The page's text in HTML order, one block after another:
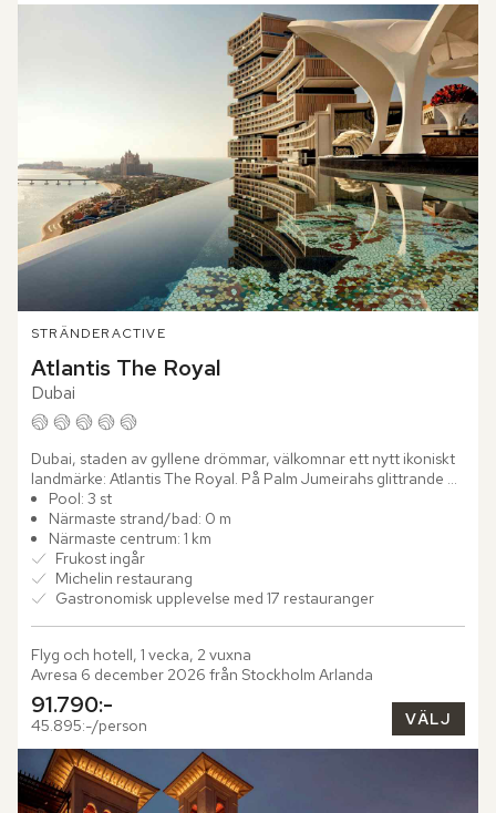
STRÄNDERACTIVE
Atlantis The Royal
Dubai
Dubai, staden av gyllene drömmar, välkomnar ett nytt ikoniskt
landmärke: Atlantis The Royal. På Palm Jumeirahs glittrande
strandlinje tronar detta palats av modern lyx och elegans,...
Pool: 3 st
Närmaste strand/bad: 0 m
Närmaste centrum: 1 km
Frukost ingår
Michelin restaurang
Gastronomisk upplevelse med 17 restauranger
Flyg och hotell, 1 vecka, 2 vuxna
Avresa 6 december 2026 från Stockholm Arlanda
91.790:-
45.895:-/person VÄLJ